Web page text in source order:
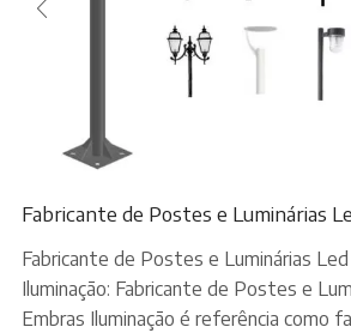
Fabricante de Postes e Luminárias
Fabricante de Postes e Luminárias
Iluminação: Fabricante de Postes e
Embras Iluminação é referência como